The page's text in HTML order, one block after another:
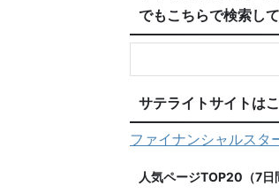
でもこちらで検索し
サテライトサイトはこ
ファイナンシャルスタ
人気ページTOP20（7日